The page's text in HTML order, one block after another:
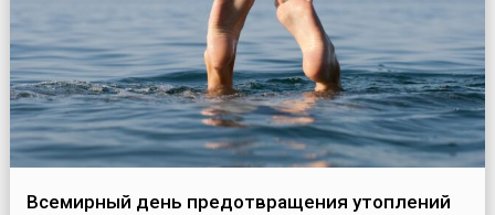
Всемирный день предотвращения утоплений